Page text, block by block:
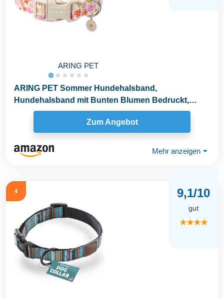
ARING PET
ARING PET Sommer Hundehalsband,
Hundehalsband mit Bunten Blumen Bedruckt,
Baumwolle Blume Halsband...
Zum Angebot
Mehr anzeigen ⏷
4 9,1/10
gut
★★★★